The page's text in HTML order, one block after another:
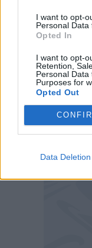
I want to opt-
Personal Data
Opted In
I want to opt-
Retention,
Personal
Purposes for
Opted Out
Data Deletion
Bologna-
Ecco dunque i
messi a referto
la 38ª giornata